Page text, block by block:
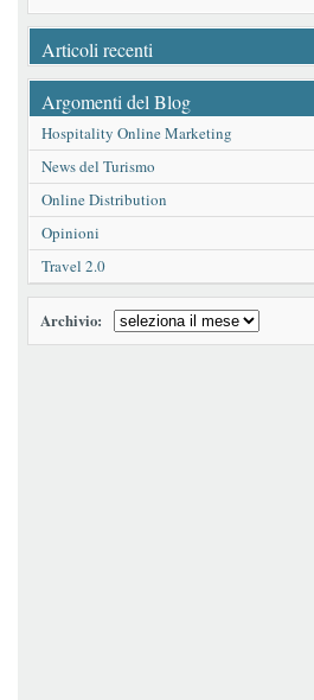
Articoli recenti
Argomenti del Blog
Hospitality Online Marketing
News del Turismo
Online Distribution
Opinioni
Travel 2.0
Archivio: